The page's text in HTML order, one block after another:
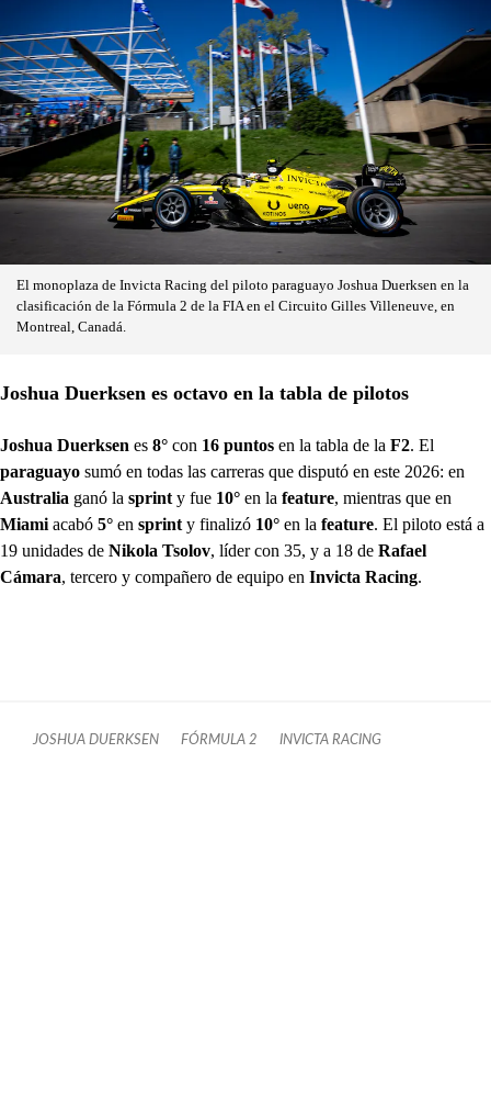
El monoplaza de Invicta Racing del piloto paraguayo Joshua Duerksen en la
clasificación de la Fórmula 2 de la FIA en el Circuito Gilles Villeneuve, en
Montreal, Canadá.
Joshua Duerksen es octavo en la tabla de pilotos
Joshua Duerksen es 8° con 16 puntos en la tabla de la F2. El
paraguayo sumó en todas las carreras que disputó en este 2026: en
Australia ganó la sprint y fue 10° en la feature, mientras que en
Miami acabó 5° en sprint y finalizó 10° en la feature. El piloto está a
19 unidades de Nikola Tsolov, líder con 35, y a 18 de Rafael
Cámara, tercero y compañero de equipo en Invicta Racing.
JOSHUA DUERKSEN FÓRMULA 2 INVICTA RACING